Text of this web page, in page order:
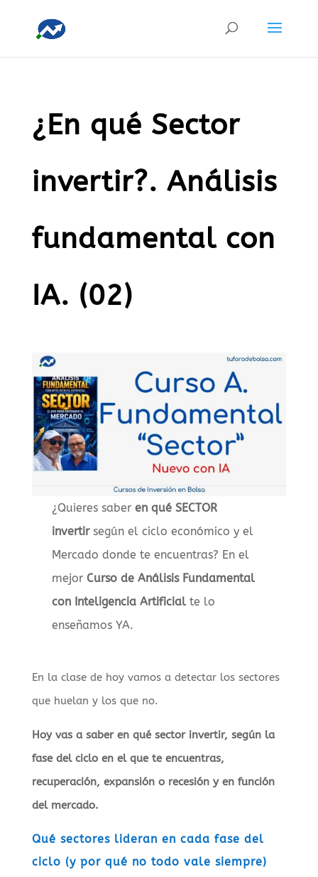
¿En qué Sector
invertir?. Análisis
fundamental con
IA. (02)
¿Quieres saberen qué SECTOR
invertirsegún el ciclo económico y el
Mercado donde te encuentras? En el
mejorCurso de Análisis Fundamental
con Inteligencia Artificialte lo
enseñamos YA.
En la clase de hoy vamos a detectar los sectores
que huelan y los que no.
Hoy vas a saber en qué sector invertir, según la
fase del ciclo en el que te encuentras,
recuperación, expansión o recesión y en función
del mercado.
Qué sectores lideran en cada fase del
ciclo (y por qué no todo vale siempre)